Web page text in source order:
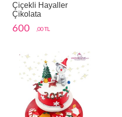
Çiçekli Hayaller
Çikolata
600 ,00 TL